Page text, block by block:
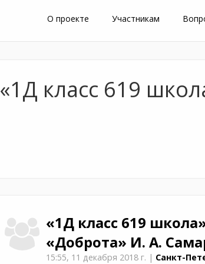
О проекте Участникам
класс 619
«1Д класс 619
«Доброта» И. А.
15:55, 11 декабря 2018 г. | Санкт-